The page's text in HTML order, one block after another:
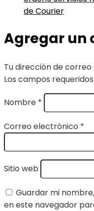
de Courier
Agregar un
Tu dirección de
Los campos
Nombre *
Correo electrónico *
Sitio web
Guardar mi
en este navegador